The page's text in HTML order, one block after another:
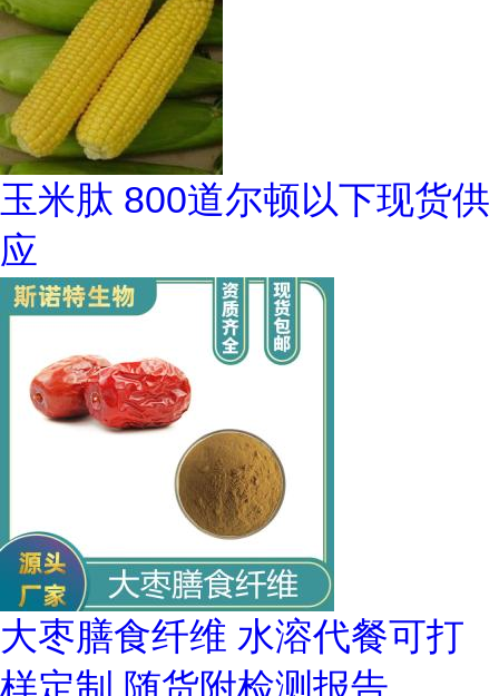
玉米肽 800道尔顿以下现货供
应
大枣膳食纤维 水溶代餐可打
样定制 随货附检测报告